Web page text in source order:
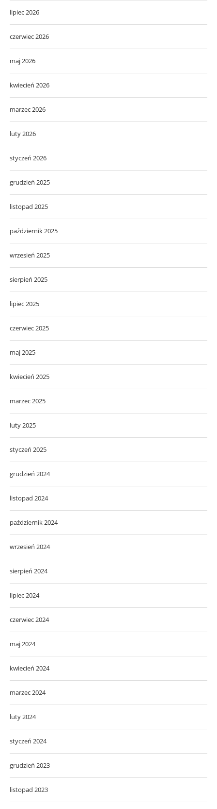
lipiec 2026
czerwiec 2026
maj 2026
kwiecień 2026
marzec 2026
luty 2026
styczeń 2026
grudzień 2025
listopad 2025
październik 2025
wrzesień 2025
sierpień 2025
lipiec 2025
czerwiec 2025
maj 2025
kwiecień 2025
marzec 2025
luty 2025
styczeń 2025
grudzień 2024
listopad 2024
październik 2024
wrzesień 2024
sierpień 2024
lipiec 2024
czerwiec 2024
maj 2024
kwiecień 2024
marzec 2024
luty 2024
styczeń 2024
grudzień 2023
listopad 2023